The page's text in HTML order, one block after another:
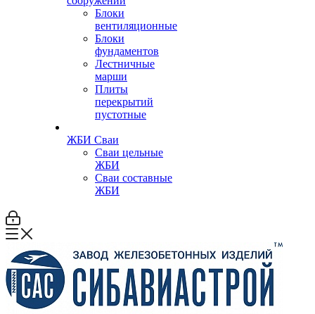
Блоки
вентиляционные
Блоки
фундаментов
Лестничные
марши
Плиты
перекрытий
пустотные
ЖБИ Сваи
Сваи цельные
ЖБИ
Сваи составные
ЖБИ